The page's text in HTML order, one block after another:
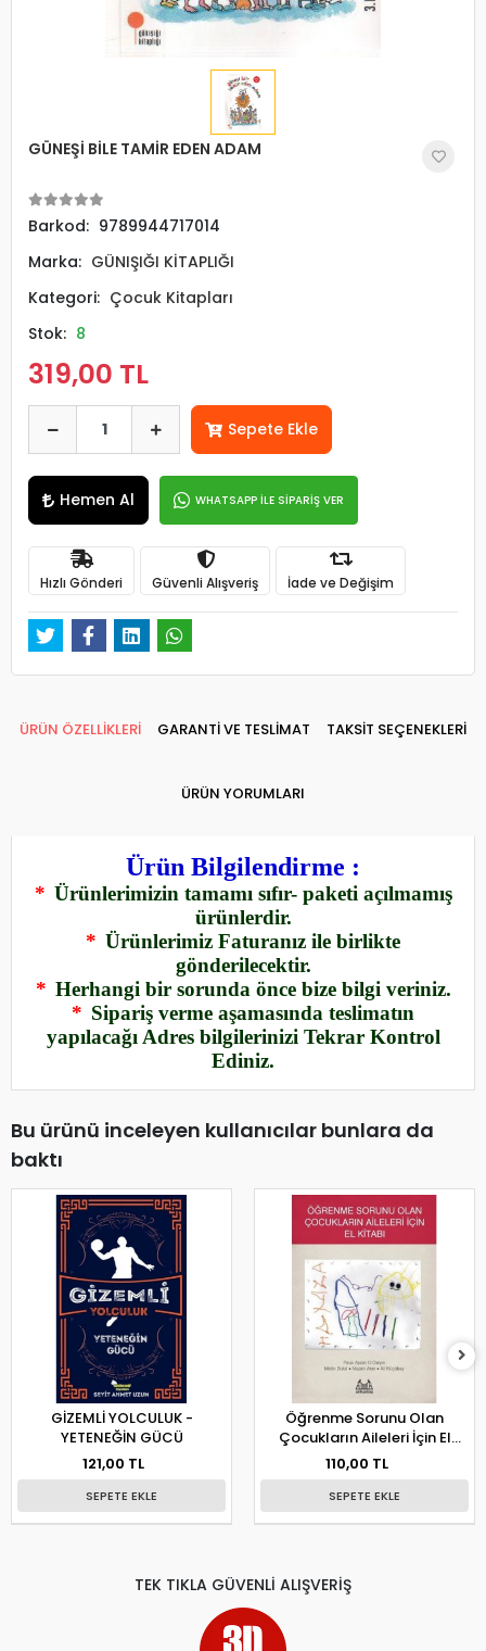
GÜNEŞİ BİLE TAMİR EDEN ADAM
Barkod: 9789944717014
Marka: GÜNIŞIĞI KİTAPLIĞI
Kategori: Çocuk Kitapları
Stok: 8
319,00 TL
Sepete Ekle
Hemen Al WHATSAPP İLE SİPARİŞ VER
Hızlı Gönderi Güvenli Alışveriş İade ve Değişim
ÜRÜN ÖZELLİKLERİ GARANTİ VE TESLİMAT TAKSİT SEÇENEKLERİ
ÜRÜN YORUMLARI
Ürün Bilgilendirme :
* Ürünlerimizin tamamı sıfır- paketi açılmamış
ürünlerdir.
* Ürünlerimiz Faturanız ile birlikte
gönderilecektir.
* Herhangi bir sorunda önce bize bilgi veriniz.
* Sipariş verme aşamasında teslimatın
yapılacağı Adres bilgilerinizi Tekrar Kontrol
Ediniz.
Bu ürünü inceleyen kullanıcılar bunlara da
baktı
GİZEMLİ YOLCULUK -
YETENEĞİN GÜCÜ
121,00 TL
SEPETE EKLE
Öğrenme Sorunu Olan
Çocukların Aileleri İçin El
Kitabı
110,00 TL
SEPETE EKLE
TEK TIKLA GÜVENLİ ALIŞVERİŞ